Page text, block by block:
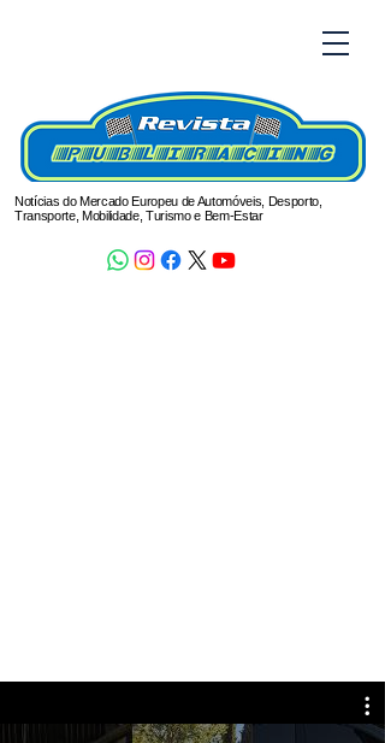
Notícias do Mercado Europeu de Automóveis, Desporto,
Transporte, Mobilidade, Turismo e Bem-Estar